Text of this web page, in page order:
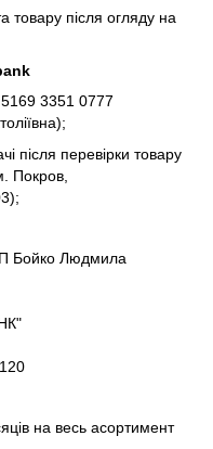
товару після огляду на
5169 3351 0777
після перевірки товару
Покров,
Бойко Людмила
на весь асортимент